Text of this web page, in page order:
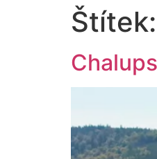
Štítek: